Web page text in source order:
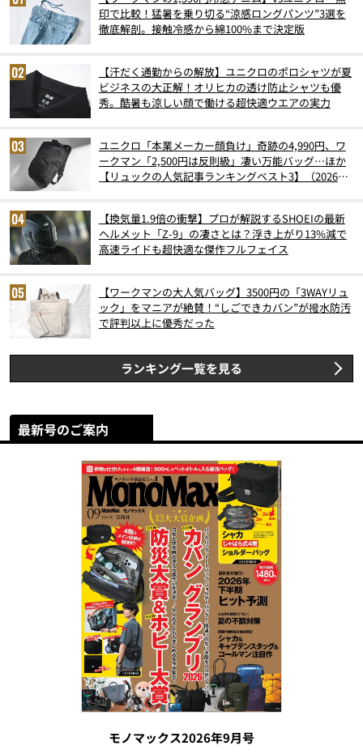
印で比較！猛暑を乗り切る“涼感ロングパンツ”3選を
徹底解剖。接触冷感から綿100%まで決定版
【汗だく通勤からの解放】ユニクロのポロシャツが夏
ビジネスの大正解！オリヒカの透け防止シャツも優
秀。酷暑も涼しい顔で働ける超快適ウエアの実力
ユニクロ「本業メーカー顔負け」奇跡の4,990円、ワ
ークマン「2,500円は反則級」凄い万能バッグ…ほか
【リュックの人気記事ランキングベスト3】（2026年
【換気量1.9倍の衝撃】プロが解説するSHOEIの最新
ヘルメット「Z-9」の凄さとは？浮き上がり13%減で
高速ライドも超快適な傑作フルフェイス
【ワークマンの大人気バッグ】3500円の「3WAYリュ
ック」をマニアが絶賛！“しごできカバン”が撥水防汚
で評判以上に優秀だった
ランキング一覧を見る
最新号のご案内
モノマックス2026年9月号